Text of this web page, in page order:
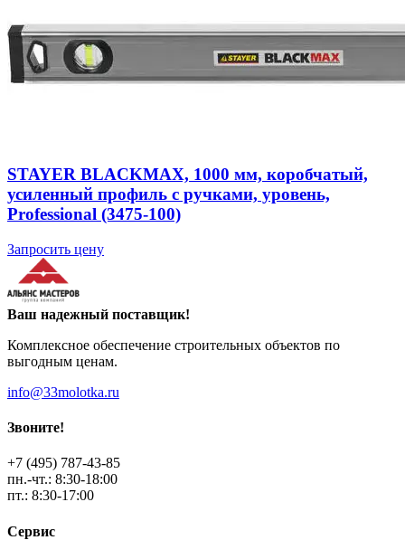
STAYER BLACKMAX, 1000 мм, коробчатый,
усиленный профиль с ручками, уровень,
Professional (3475-100)
Запросить цену
Ваш надежный поставщик!
Комплексное обеспечение строительных объектов по
выгодным ценам.
info@33molotka.ru
Звоните!
+7 (495) 787-43-85
пн.-чт.: 8:30-18:00
пт.: 8:30-17:00
Сервис